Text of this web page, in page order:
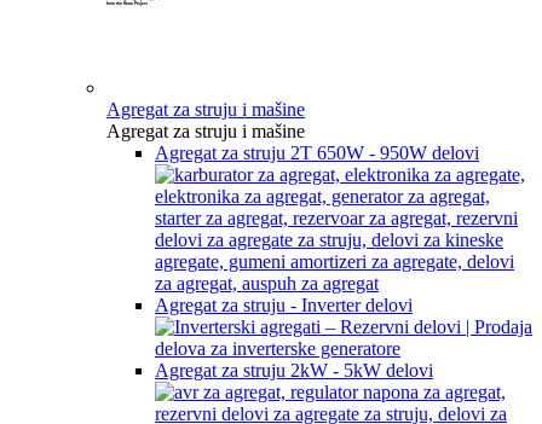
from the Noun Project
Agregat za struju i mašine
Agregat za struju i mašine
Agregat za struju 2T 650W - 950W delovi
Agregat za struju - Inverter delovi
Agregat za struju 2kW - 5kW delovi